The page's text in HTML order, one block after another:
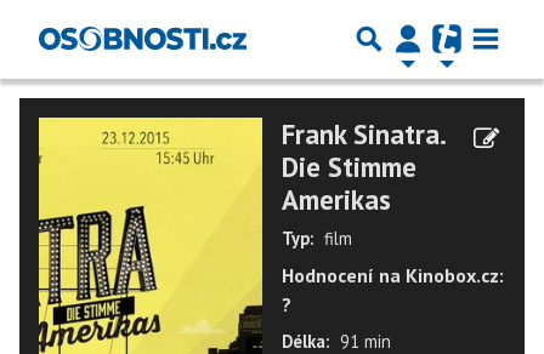
Frank Sinatra.
Die Stimme
Amerikas
Typ: film
Hodnocení na Kinobox.cz:
?
Délka: 91 min